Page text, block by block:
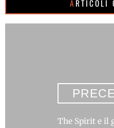
ARTICOLI
The Spirit e il